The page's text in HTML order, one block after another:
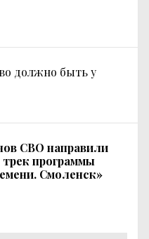
должно быть у
СВО направили
программы
Смоленск»